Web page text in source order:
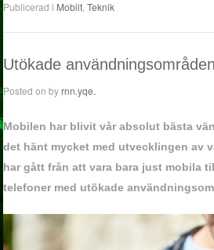
Publicerad i Mobilt ,Teknik
Utökade
Posted onbyrnn.yqe.
Mobilen har blivit vår absolut bästa
det hänt mycket med utvecklingen av
har gått från att vara bara just mobila
telefoner med utökade